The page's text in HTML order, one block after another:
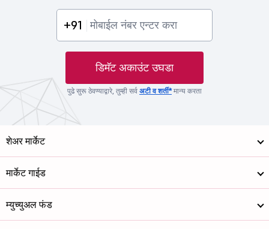
+91
डिमॅट अकाउंट उघडा
पुढे सुरू ठेवण्याद्वारे, तुम्ही सर्व अटी व शर्ती*मान्य करता
शेअर मार्केट
मार्केट गाईड
म्युच्युअल फंड